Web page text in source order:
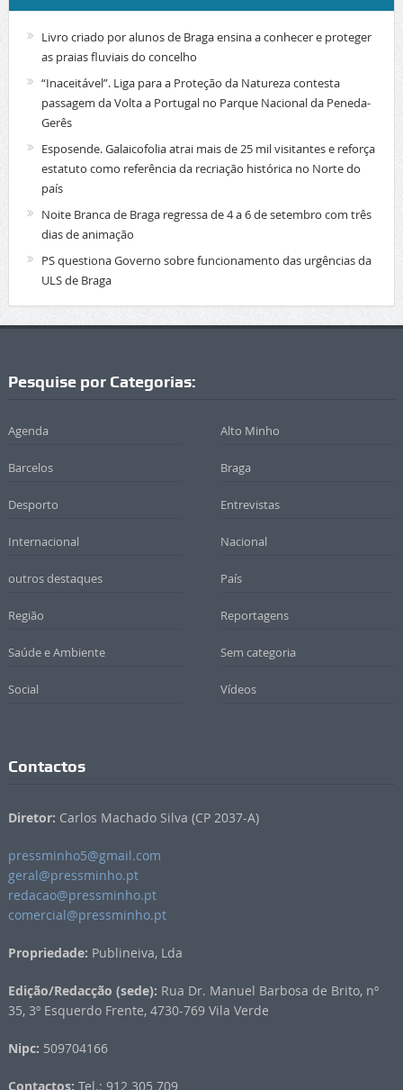
Livro criado por alunos de Braga ensina a conhecer e proteger
as praias fluviais do concelho
“Inaceitável”. Liga para a Proteção da Natureza contesta
passagem da Volta a Portugal no Parque Nacional da Peneda-
Gerês
Esposende. Galaicofolia atrai mais de 25 mil visitantes e reforça
estatuto como referência da recriação histórica no Norte do
país
Noite Branca de Braga regressa de 4 a 6 de setembro com três
dias de animação
PS questiona Governo sobre funcionamento das urgências da
ULS de Braga
Pesquise por Categorias:
Agenda Alto Minho
Barcelos Braga
Desporto Entrevistas
Internacional Nacional
outros destaques País
Região Reportagens
Saúde e Ambiente Sem categoria
Social Vídeos
Contactos
Diretor: Carlos Machado Silva (CP 2037-A)
pressminho5@gmail.com
geral@pressminho.pt
redacao@pressminho.pt
comercial@pressminho.pt
Propriedade: Publineiva, Lda
Edição/Redacção (sede): Rua Dr. Manuel Barbosa de Brito, nº
35, 3º Esquerdo Frente, 4730-769 Vila Verde
Nipc: 509704166
Contactos: Tel.: 912 305 709